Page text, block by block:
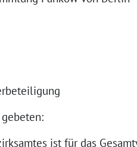
ist für das